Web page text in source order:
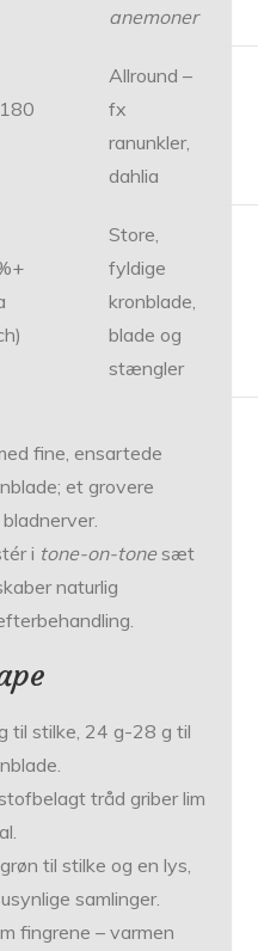
anemoner
Allround –
fx
ranunkler,
dahlia
Store,
fyldige
kronblade,
blade og
stængler
fine, ensartede
et grovere
i tone-on-tonesæt
naturlig
til stilke, 24 g-28 g til
tråd griber lim
til stilke og en lys,
samlinger.
fingrene – varmen